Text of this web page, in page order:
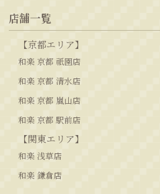
店舗一覧
【京都エリア】
和楽 京都 祇園店
和楽 京都 清水店
和楽 京都 嵐山店
和楽 京都 駅前店
【関東エリア】
和楽 浅草店
和楽 鎌倉店